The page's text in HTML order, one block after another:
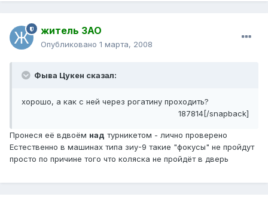
житель ЗАО
Опубликовано 1 марта, 2008
Фыва Цукен сказал:
хорошо, а как с ней через рогатину проходить?
187814[/snapback]
Пронеся её вдвоём над турникетом - лично проверено
Естественно в машинах типа зиу-9 такие "фокусы" не пройдут
просто по причине того что коляска не пройдёт в дверь